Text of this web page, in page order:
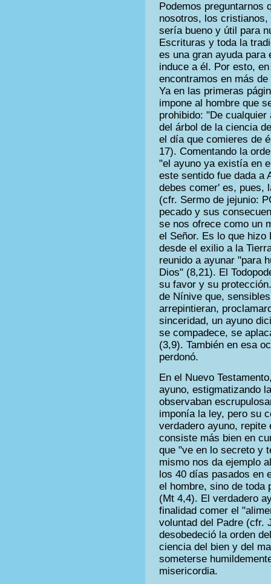
Podemos preguntarnos
nosotros, los
sería bueno y útil para
Escrituras y toda la
es una gran ayuda para
induce a él. Por esto,
encontramos en más
Ya en las primeras
impone al hombre que
prohibido: "De
del árbol de la ciencia
el día que comieres de
17). Comentando la
"el ayuno ya existía en
este sentido fue dada a
debes comer' es, pues,
(cfr. Sermo de jejunio:
pecado y sus
se nos ofrece como un
el Señor. Es lo que
desde el exilio a la
reunido a ayunar "para
Dios" (8,21). El
su favor y su
de Nínive que,
arrepintieran,
sinceridad, un ayuno
se compadece, se
(3,9). También en esa
perdonó.
En el Nuevo
ayuno, estigmatizando
observaban
imponía la ley, pero su
verdadero ayuno,
consiste más bien en
que "ve en lo secreto y
mismo nos da ejemplo
los 40 días pasados en
el hombre, sino de toda
(Mt 4,4). El verdadero
finalidad comer el
voluntad del Padre (cfr.
desobedeció la orden
ciencia del bien y del
someterse
misericordia.